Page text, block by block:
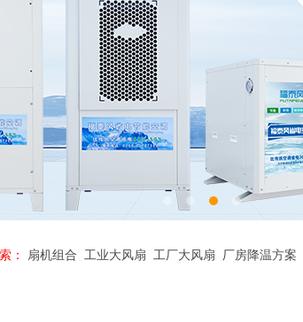
： 扇机组合 工业大风扇 工厂大风扇 厂房降温方案